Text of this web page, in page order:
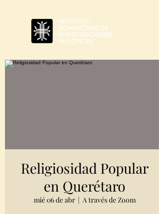
Religiosidad Popular
en Querétaro
mié 06 de abr
  |
A través de Zoom